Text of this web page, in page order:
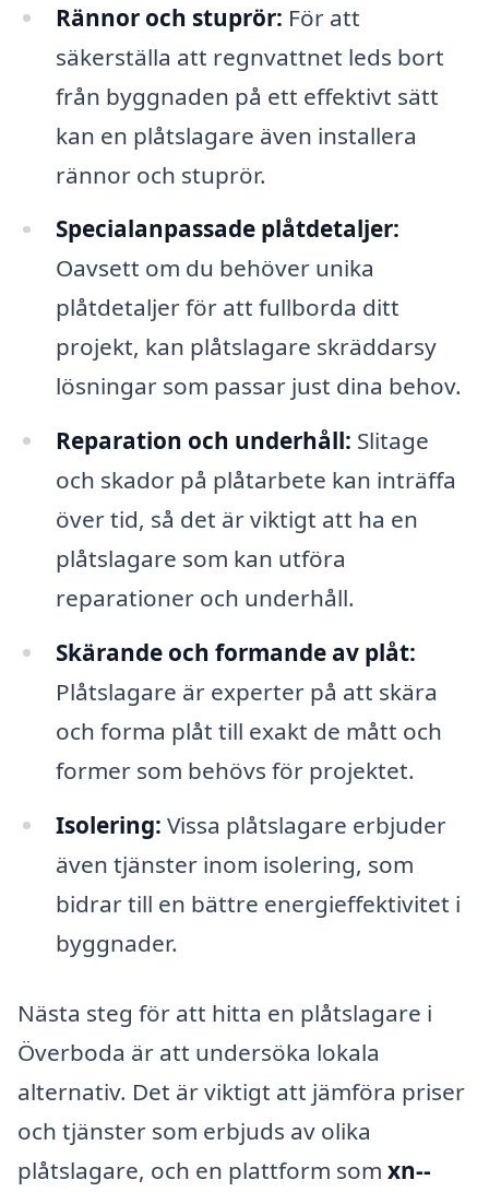
Rännor och stuprör: För att
säkerställa att regnvattnet leds bort
från byggnaden på ett effektivt sätt
kan en plåtslagare även installera
rännor och stuprör.
Specialanpassade plåtdetaljer:
Oavsett om du behöver unika
plåtdetaljer för att fullborda ditt
projekt, kan plåtslagare skräddarsy
lösningar som passar just dina behov.
Reparation och underhåll: Slitage
och skador på plåtarbete kan inträffa
över tid, så det är viktigt att ha en
plåtslagare som kan utföra
reparationer och underhåll.
Skärande och formande av plåt:
Plåtslagare är experter på att skära
och forma plåt till exakt de mått och
former som behövs för projektet.
Isolering: Vissa plåtslagare erbjuder
även tjänster inom isolering, som
bidrar till en bättre energieffektivitet i
byggnader.
Nästa steg för att hitta en plåtslagare i
Överboda är att undersöka lokala
alternativ. Det är viktigt att jämföra priser
och tjänster som erbjuds av olika
plåtslagare, och en plattform som xn--